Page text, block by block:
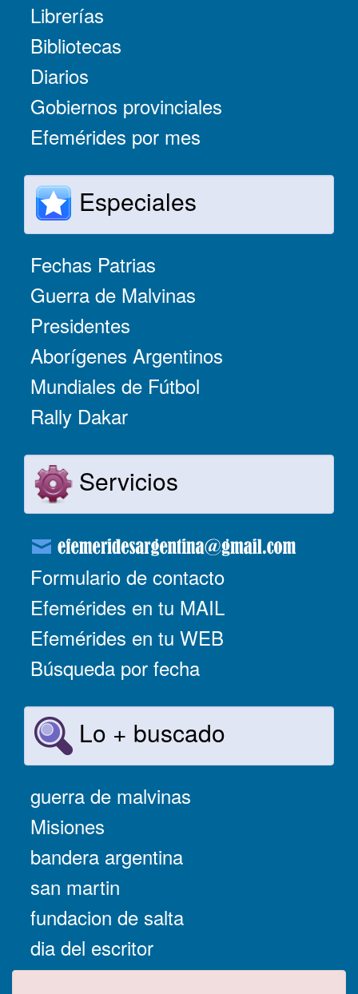
Librerías
Bibliotecas
Diarios
Gobiernos provinciales
Efemérides por mes
Especiales
Fechas Patrias
Guerra de Malvinas
Presidentes
Aborígenes Argentinos
Mundiales de Fútbol
Rally Dakar
Servicios
Formulario de contacto
Efemérides en tu MAIL
Efemérides en tu WEB
Búsqueda por fecha
Lo + buscado
guerra de malvinas
Misiones
bandera argentina
san martin
fundacion de salta
dia del escritor